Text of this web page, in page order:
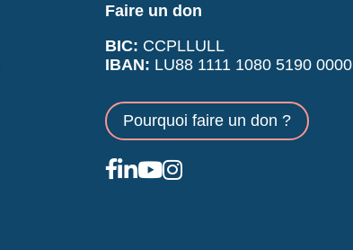
Faire un don
BIC: CCPLLULL
IBAN: LU88 1111 1080 5190 0000
Pourquoi faire un don ?